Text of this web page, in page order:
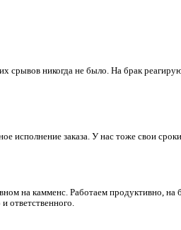
срывов никогда не было. На брак
исполнение заказа. У нас тоже свои
на камменс. Работаем продуктивно,
ответственного.